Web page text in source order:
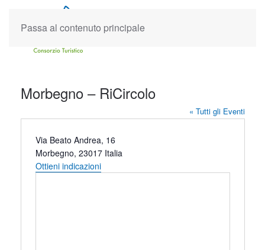
Passa al contenuto principale
Morbegno – RiCircolo
« Tutti gli Eventi
Indirizzo
Via Beato Andrea, 16
Morbegno, 23017 Italia
Ottieni indicazioni